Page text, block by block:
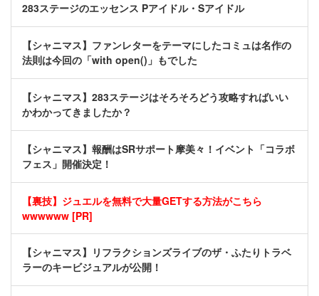
283ステージのエッセンス Pアイドル・Sアイドル
【シャニマス】ファンレターをテーマにしたコミュは名作の
法則は今回の「with open()」もでした
【シャニマス】283ステージはそろそろどう攻略すればいい
かわかってきましたか？
【シャニマス】報酬はSRサポート摩美々！イベント「コラボ
フェス」開催決定！
【裏技】ジュエルを無料で大量GETする方法がこちら
wwwwww [PR]
【シャニマス】リフラクションズライブのザ・ふたりトラベ
ラーのキービジュアルが公開！